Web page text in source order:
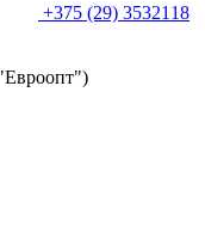
+375 (29) 3532118